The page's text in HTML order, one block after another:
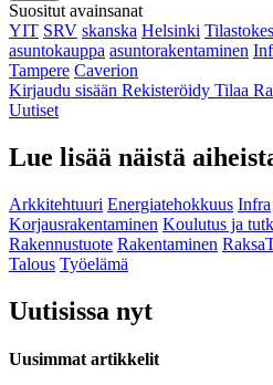
Suositut avainsanat
YIT SRV skanska Helsinki
asuntokauppa asuntorakentaminen
Tampere Caverion
Kirjaudu sisään Rekisteröidy Tilaa
Uutiset
Lue lisää näistä
Arkkitehtuuri Energiatehokkuus Infra
Korjausrakentaminen Koulutus ja
Rakennustuote Rakentaminen
Talous Työelämä
Uutisissa nyt
Uusimmat artikkelit